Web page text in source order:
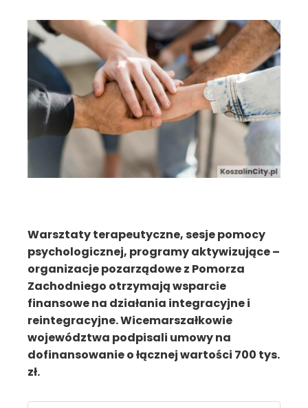
Warsztaty terapeutyczne, sesje pomocy
psychologicznej, programy aktywizujące –
organizacje pozarządowe z Pomorza
Zachodniego otrzymają wsparcie
finansowe na działania integracyjne i
reintegracyjne. Wicemarszałkowie
województwa podpisali umowy na
dofinansowanie o łącznej wartości 700 tys.
zł.